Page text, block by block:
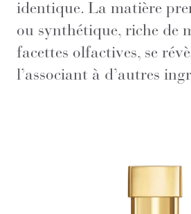
identique. La matière
ou synthétique, riche de
facettes olfactives, se
l’associant à d’autres